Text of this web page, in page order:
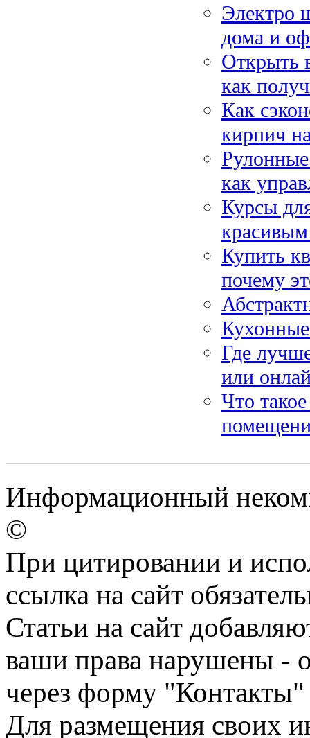
Электро
дома и
Открыть
как
Как
кирпич
как
Курсы
Купить
почему
Где
или
Что
Информационный
©
При цитировании и
ссылка на сайт
Статьи на сайт
ваши права нарушены -
через форму "Контакты"
Для размещения своих